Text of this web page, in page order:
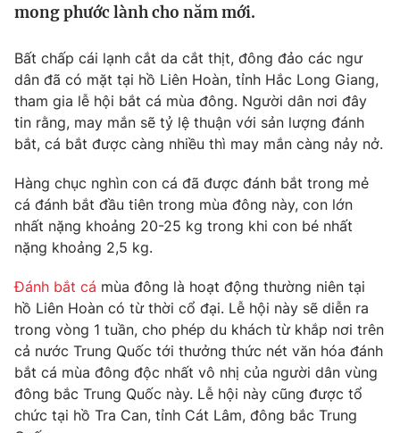
Tin tức
Thế giới đó đây
Câu chuyện quốc tế
Tài chính
Thị trường
Góc doanh nghiệp
Dữ liệu và đời sống
Truyền hình
Phim VTV
Hậu trường
Nhân vật
Khán giả
Giải sao mai
Giải trí
Điện ảnh
Sao
Đời sống
Du lịch
Làm đẹp
Chất lượng cuộc sống
Giáo dục
Tuyển sinh
Học trực tuyến
Công nghệ
Hitech Công nghệ tương lai
Sản phẩm
Giao lưu trực tuyến
mong phước lành cho năm mới.
Bất chấp cái lạnh cắt da cắt thịt, đông đảo các ngư
dân đã có mặt tại hồ Liên Hoàn, tỉnh Hắc Long Giang,
tham gia lễ hội bắt cá mùa đông. Người dân nơi đây
tin rằng, may mắn sẽ tỷ lệ thuận với sản lượng đánh
bắt, cá bắt được càng nhiều thì may mắn càng nảy nở.
Hàng chục nghìn con cá đã được đánh bắt trong mẻ
cá đánh bắt đầu tiên trong mùa đông này, con lớn
nhất nặng khoảng 20-25 kg trong khi con bé nhất
nặng khoảng 2,5 kg.
Đánh bắt cá mùa đông là hoạt động thường niên tại
hồ Liên Hoàn có từ thời cổ đại. Lễ hội này sẽ diễn ra
trong vòng 1 tuần, cho phép du khách từ khắp nơi trên
cả nước Trung Quốc tới thưởng thức nét văn hóa đánh
bắt cá mùa đông độc nhất vô nhị của người dân vùng
đông bắc Trung Quốc này. Lễ hội này cũng được tổ
chức tại hồ Tra Can, tỉnh Cát Lâm, đông bắc Trung